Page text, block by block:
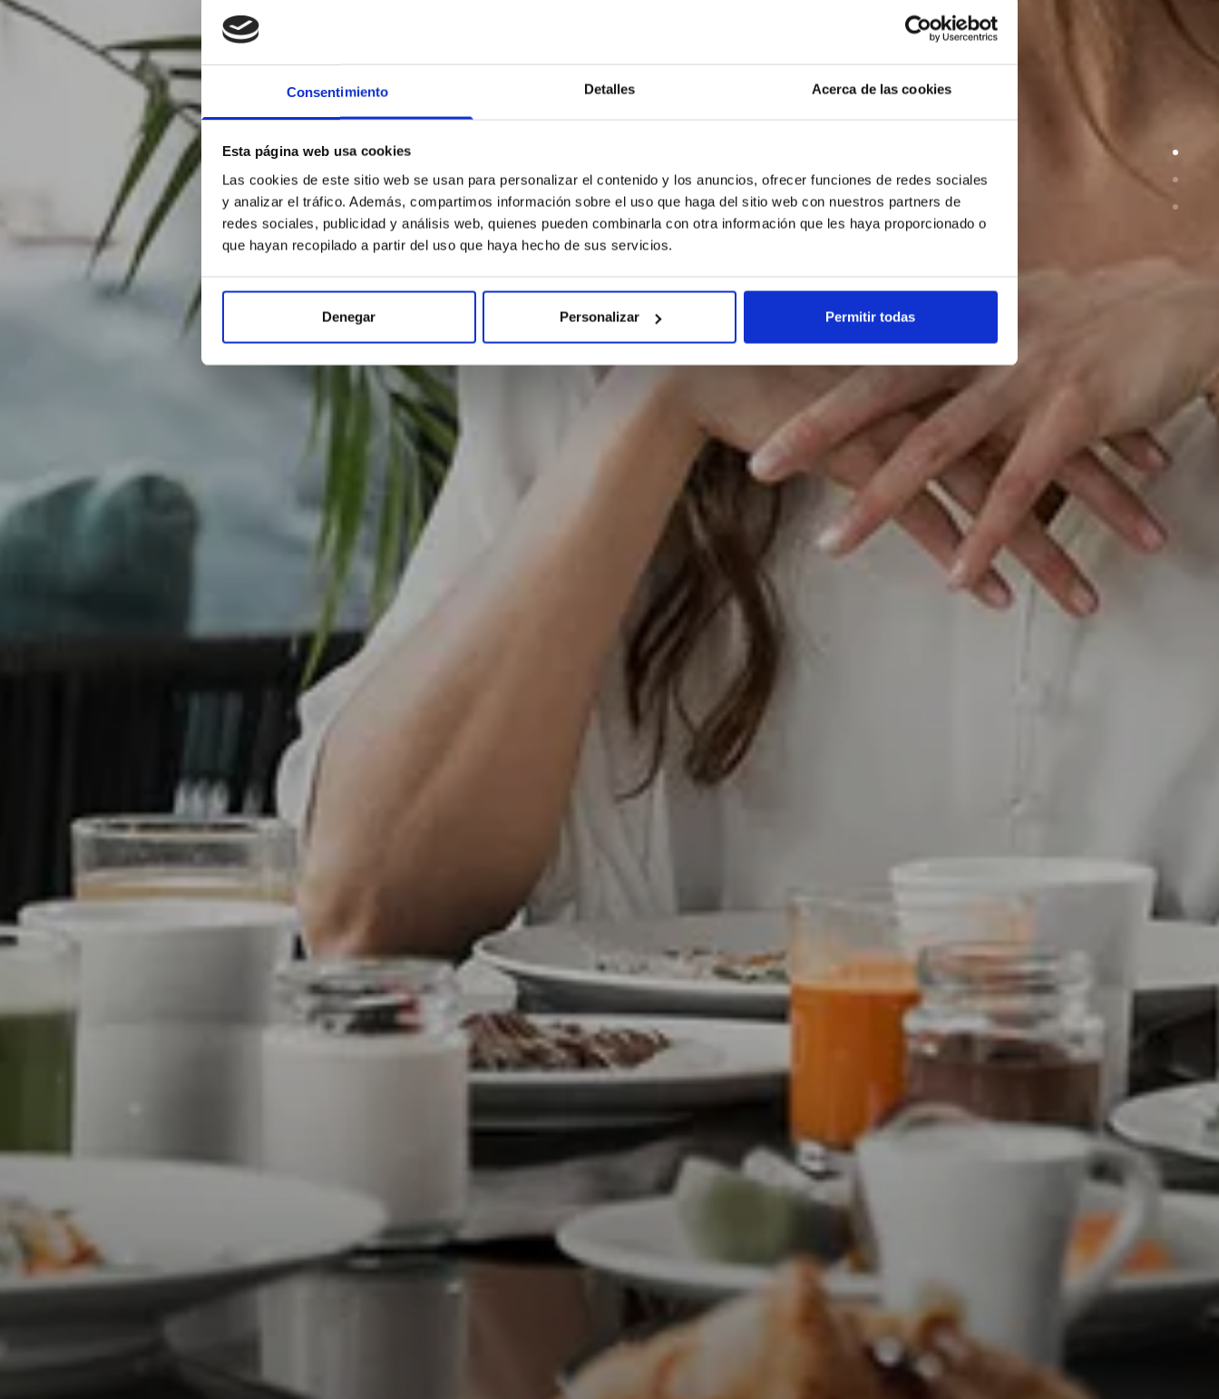
Consentimiento Detalles Acerca de las cookies
Esta página web usa cookies
Las cookies de este sitio web se usan para personalizar el contenido y los anuncios, ofrecer funciones de redes sociales
y analizar el tráfico. Además, compartimos información sobre el uso que haga del sitio web con nuestros partners de
redes sociales, publicidad y análisis web, quienes pueden combinarla con otra información que les haya proporcionado o
que hayan recopilado a partir del uso que haya hecho de sus servicios.
Denegar Personalizar Permitir todas